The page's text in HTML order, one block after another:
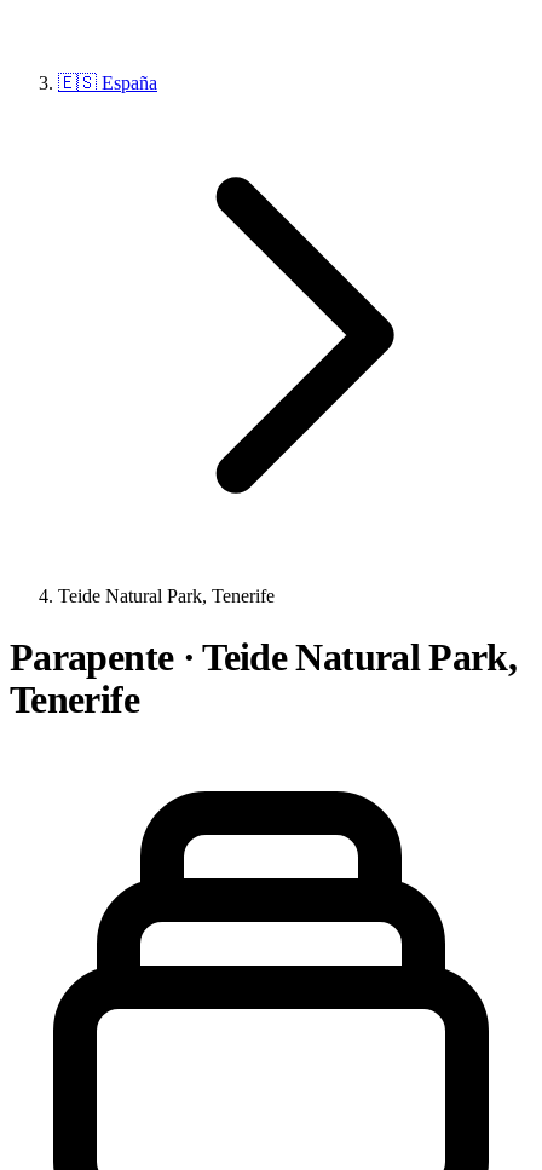
🇪🇸 España
Teide Natural Park, Tenerife
Parapente · Teide Natural Park,
Tenerife